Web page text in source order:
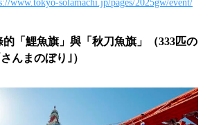
www.tokyo-solamachi.jp/pages/2025gw/event/
的「鯉魚旗」與「秋刀魚旗」（333匹の
んまのぼり｣）